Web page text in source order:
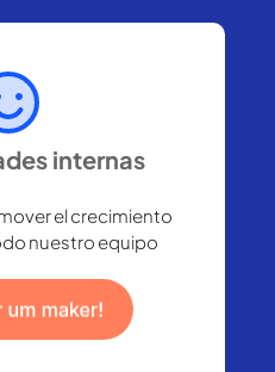
internas
el crecimiento
nuestro equipo